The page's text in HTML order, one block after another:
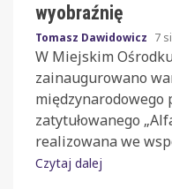
wyobraźnię
Tomasz Dawidowicz 7
W Miejskim
zainaugurowano
międzynarodowego
zatytułowanego
realizowana we
Czytaj dalej